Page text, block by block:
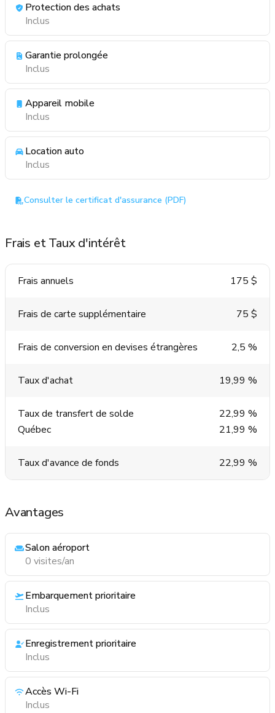
Protection des achats
Inclus
Garantie prolongée
Inclus
Appareil mobile
Inclus
Location auto
Inclus
Consulter le certificat d'assurance (PDF)
Frais et Taux d'intérêt
Frais annuels 175 $
Frais de carte supplémentaire 75 $
Frais de conversion en devises étrangères 2,5 %
Taux d'achat 19,99 %
Taux de transfert de solde
22,99 %
Québec
21,99 %
Taux d'avance de fonds 22,99 %
Avantages
Salon aéroport
0 visites/an
Embarquement prioritaire
Inclus
Enregistrement prioritaire
Inclus
Accès Wi-Fi
Inclus